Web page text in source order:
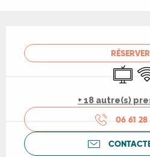
RÉSERVER
+ 18 autre(s)
06 61 28